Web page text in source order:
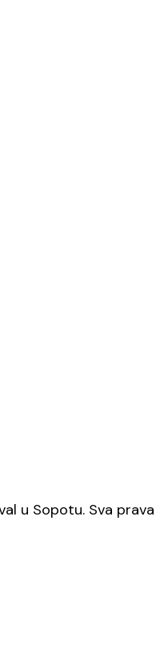
u Sopotu. Sva prava